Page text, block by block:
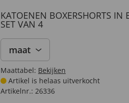
KATOENEN BOXERSHORTS IN
SET VAN 4
maat
Maattabel: Bekijken
Artikel is helaas uitverkocht
Artikelnr.: 26336